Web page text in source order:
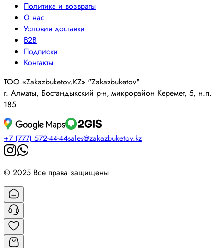
Политика и возвраты
О нас
Условия доставки
B2B
Подписки
Контакты
ТОО «Zakazbuketov.KZ» "Zakazbuketov"
г. Алматы, Бостандыкский р-н, микрорайон Керемет, 5, н.п.
185
+7 (777) 572-44-44sales@zakazbuketov.kz
© 2025 Все права защищены